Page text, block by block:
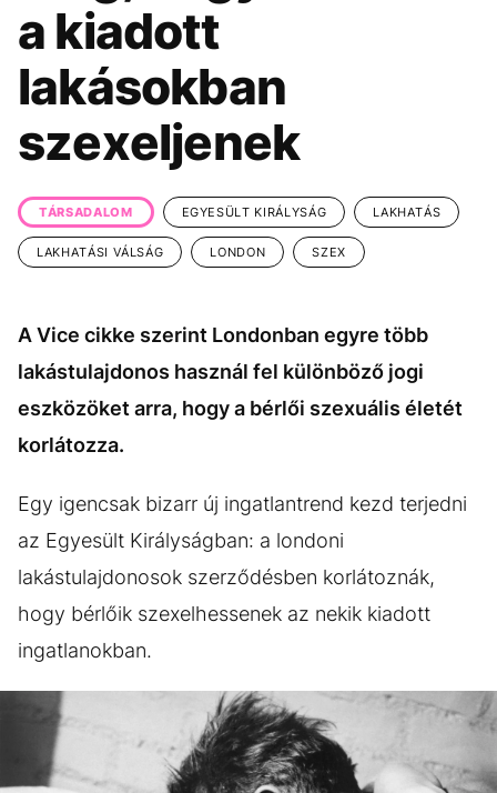
KÖZÉLET UTAZÁS
ÉLETMÓD
BESZÉLGETÉSEK
VIDEÓ TÖRTÉNETEK
a kiadott
lakásokban
szexeljenek
TÁRSADALOM EGYESÜLT KIRÁLYSÁG LAKHATÁS
LAKHATÁSI VÁLSÁG LONDON SZEX
A Vice cikke szerint Londonban egyre több
lakástulajdonos használ fel különböző jogi
eszközöket arra, hogy a bérlői szexuális életét
korlátozza.
Egy igencsak bizarr új ingatlantrend kezd terjedni
az Egyesült Királyságban: a londoni
lakástulajdonosok szerződésben korlátoznák,
hogy bérlőik szexelhessenek az nekik kiadott
ingatlanokban.